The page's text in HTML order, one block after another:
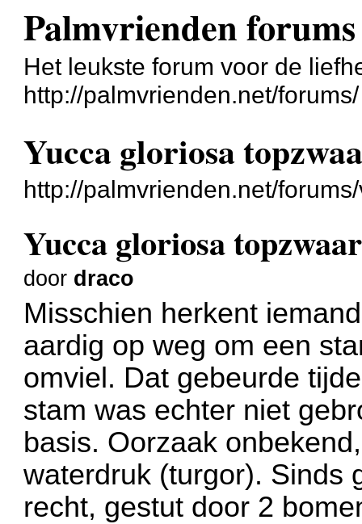
Palmvrienden forums
Het leukste forum voor de
http://palmvrienden.net/forums/
Yucca gloriosa
http://palmvrienden.net/
Yucca gloriosa topzwaar
door draco
Misschien herkent
aardig op weg om een
omviel. Dat gebeurde
stam was echter niet
basis. Oorzaak
waterdruk (turgor). Sinds
recht, gestut door 2